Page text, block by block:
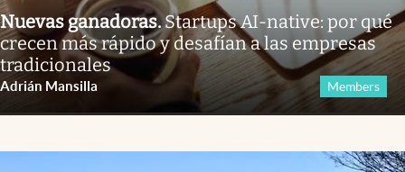
Nuevas ganadoras.Startups AI-native: por qué
crecen más rápido y desafían a las empresas
tradicionales
Adrián Mansilla Members